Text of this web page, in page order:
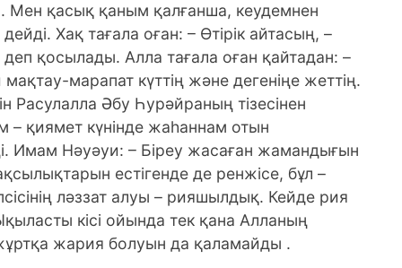
қасық қаным қалғанша, кеудемнен
Хақ тағала оған: – Өтірік айтасың, –
деп қосылады. Алла тағала оған қайтадан: –
марапат күттің және дегеніңе жеттің.
Расулалла Әбу Һурәйраның тізесінен
қиямет күнінде жаһаннам отын
Имам Нәуәуи: – Біреу жасаған жамандығын
естігенде де ренжісе, бұл –
ләззат алуы – рияшылдық. Кейде рия
кісі ойында тек қана Алланың
жария болуын да қаламайды .